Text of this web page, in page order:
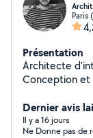
Paris
Présentation
Architecte
Conception et
conception jusqu'au
espaces conception de cuisine et salle de bain plans 2D
et modélisation 3D choix matériaux et
Dernier avis
Il y a 16 jours
Ne Donne pas de